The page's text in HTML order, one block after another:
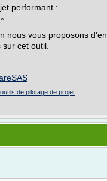
performant :
nous vous proposons d'en
cet outil.
outils de pilotage de projet